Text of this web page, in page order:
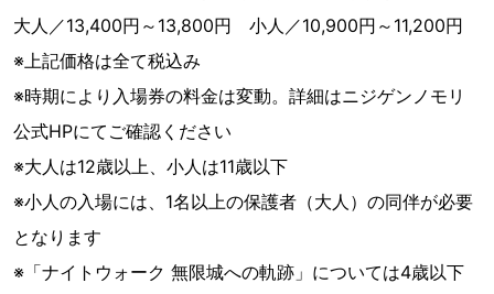
大人／13,400円～13,800円 小人／10,900円～11,200円
※上記価格は全て税込み
※時期により入場券の料金は変動。詳細はニジゲンノモリ
公式HPにてご確認ください
※大人は12歳以上、小人は11歳以下
※小人の入場には、1名以上の保護者（大人）の同伴が必要
となります
※「ナイトウォーク 無限城への軌跡」については4歳以下